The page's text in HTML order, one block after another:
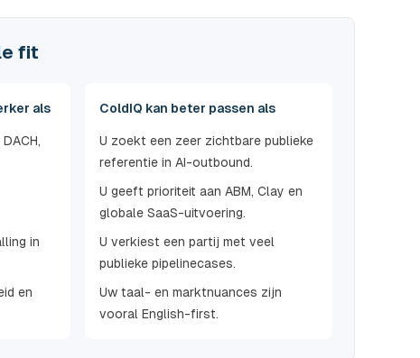
fit
als
in
en
ColdIQ kan beter passen als
U zoekt een zeer zichtbare publieke
referentie in AI-outbound.
U geeft prioriteit aan ABM, Clay en
globale SaaS-uitvoering.
U verkiest een partij met veel
publieke pipelinecases.
Uw taal- en marktnuances zijn
vooral English-first.